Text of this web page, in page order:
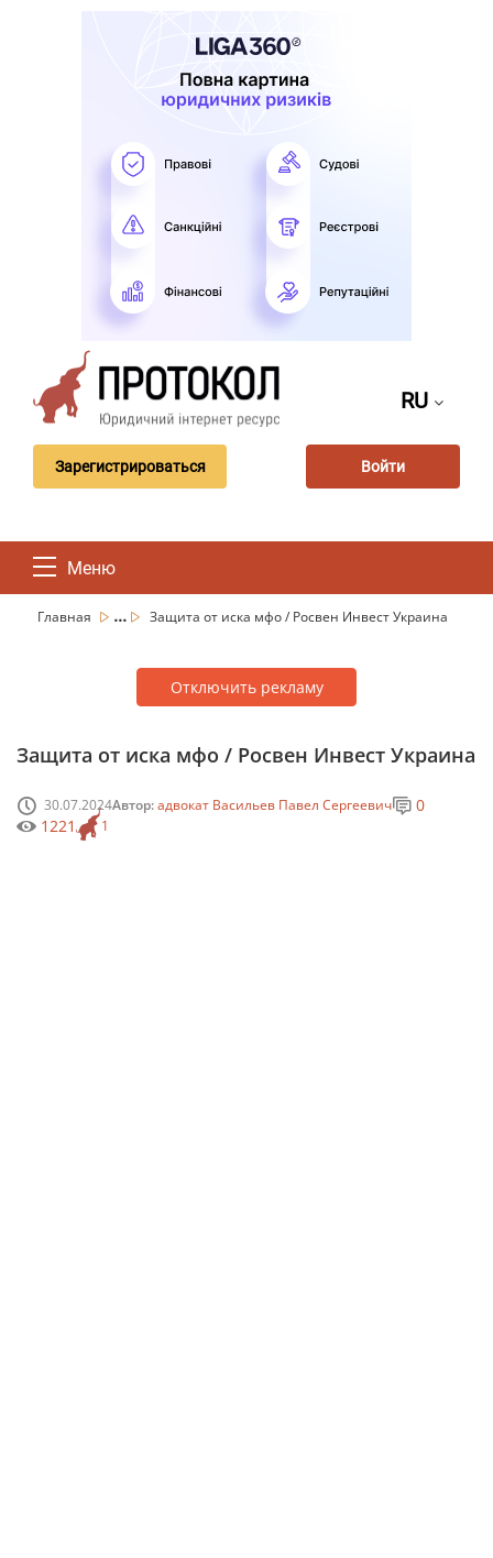
RU
Зарегистрироваться Войти
Меню
Главная ... Защита от иска мфо / Росвен Инвест Украина
Отключить рекламу
Защита от иска мфо / Росвен Инвест Украина
30.07.2024Автор:адвокат Васильев Павел Сергеевич
1
0
1221